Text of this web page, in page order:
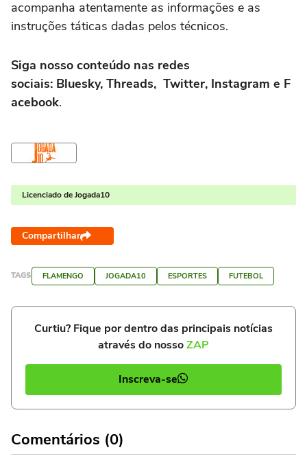
acompanha atentamente as informações e as
instruções táticas dadas pelos técnicos.
Siga nosso conteúdo nas redes
sociais: Bluesky, Threads, Twitter, Instagram e F
acebook.
Licenciado de Jogada10
Compartilhar
TAGS FLAMENGO JOGADA10 ESPORTES FUTEBOL
Curtiu? Fique por dentro das principais notícias
através do nossoZAP
Inscreva-se
Comentários (0)